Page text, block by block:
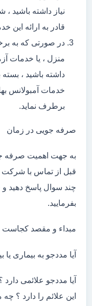
نیاز داشته باشید
قادر به ارائه این
در صورتی که به
منزل ، یا خدمات
داشته باشید ،
خدمات آمبولانس
برطرف نماید.
صرفه جویی در زمان
به جهت اهمیت صرفه
قبل از تماس با
چند سوال پاسخ دهید و
بفرمایید.
مبداء و مقصد کجاست
آیا مددجو به بیماری
آیا مددجو علائمی
این علائم را دارد ؟